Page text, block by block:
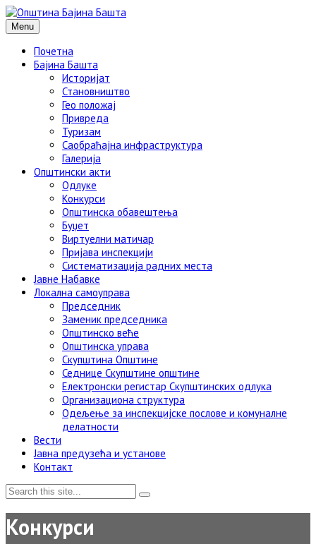
Menu
Почетна
Бајина Башта
Историјат
Становништво
Гео положај
Привреда
Туризам
Саобраћајна инфраструктура
Галерија
Општински акти
Одлуке
Конкурси
Општинска обавештења
Буџет
Виртуелни матичар
Пријава инспекцији
Систематизација радних места
Јавне Набавке
Локална самоуправа
Председник
Заменик председника
Општинско веће
Општинска управа
Скупштина Општине
Седнице Скупштине општине
Електронски регистар Скупштинских одлука
Организациона структура
Одељење за инспекцијске послове и комуналне
делатности
Вести
Јавна предузећа и установе
Контакт
Конкурси